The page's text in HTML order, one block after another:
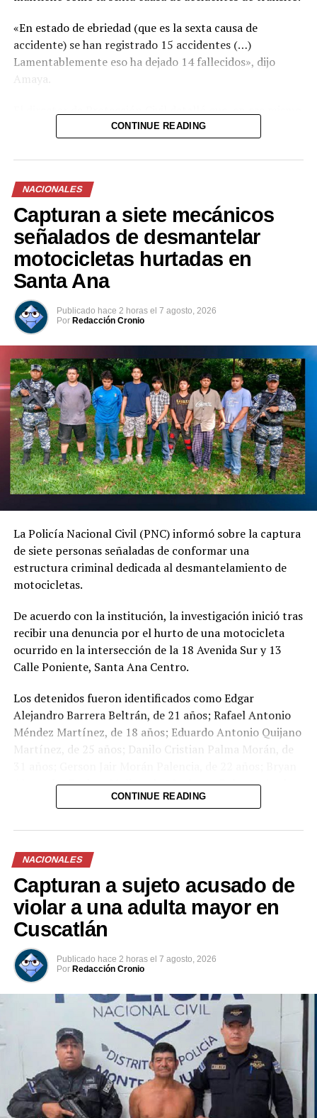
«En estado de ebriedad (que es la sexta causa de
accidente) se han registrado 15 accidentes (…)
Lamentablemente eso ha dejado 14 fallecidos», dijo
Amaya.
período, se contabilizaron 259 accidentes de tránsito,
registrados en las mismas fechas del año anterior.
Asimismo, indicó que 73 accidentes involucraron
motocicletas durante el periodo señalado.
Amaya explicó que las pérdidas humanas por accidentes
ocasionados por conductores en estado de ebriedad han
disminuido un 22 % en comparación con el mismo
periodo vacacional de 2025.
El funcionario agregó que las principales causas de los
siniestros viales continúan siendo la distracción al
conducir, la invasión de carril y el irrespeto a las señales
de tránsito.
Comparte esto:
Facebook X
Me gusta esto:
CONTINUE READING
NACIONALES
Capturan a siete mecánicos
señalados de desmantelar
motocicletas hurtadas en
Santa Ana
Publicado hace 2 horas el 7 agosto, 2026
Por Redacción Cronio
La Policía Nacional Civil (PNC) informó sobre la captura
de siete personas señaladas de conformar una
estructura criminal dedicada al desmantelamiento de
motocicletas.
De acuerdo con la institución, la investigación inició tras
recibir una denuncia por el hurto de una motocicleta
ocurrido en la intersección de la 18 Avenida Sur y 13
Calle Poniente, Santa Ana Centro.
Los detenidos fueron identificados como Edgar
Alejandro Barrera Beltrán, de 21 años; Rafael Antonio
Méndez Martínez, de 18 años; Eduardo Antonio Quijano
Martínez, de 25 años; Danilo Cristian Palma Morán, de
Alexander Perlera Molina, de 19 años; y Roberto A., de
CONTINUE READING
NACIONALES
Capturan a sujeto acusado de
violar a una adulta mayor en
Cuscatlán
Publicado hace 2 horas el 7 agosto, 2026
Por Redacción Cronio